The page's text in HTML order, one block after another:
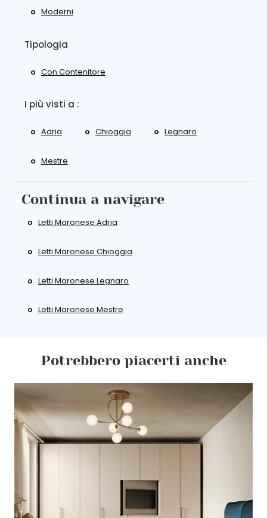
Moderni
Tipologia
Con Contenitore
I più visti a :
Adria Chioggia Legnaro
Mestre
Continua a navigare
Letti Maronese Adria
Letti Maronese Chioggia
Letti Maronese Legnaro
Letti Maronese Mestre
Potrebbero piacerti anche